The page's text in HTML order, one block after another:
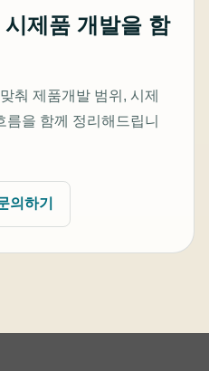
제품 개발을 함
춰 제품개발 범위, 시제
름을 함께 정리해드립니
의하기